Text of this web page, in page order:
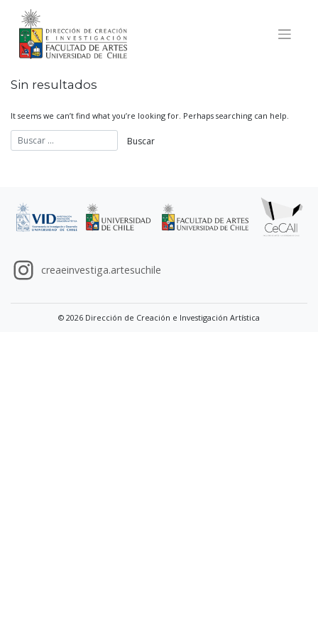
content
Sin resultados
It seems we can’t find what you’re looking for. Perhaps searching can help.
creaeinvestiga.artesuchile
© 2026 Dirección de Creación e Investigación Artística